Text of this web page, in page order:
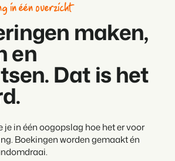
in één overzicht
maken,
en
Dat is het
je in één oogopslag hoe het er voor
Boekingen worden gemaakt én